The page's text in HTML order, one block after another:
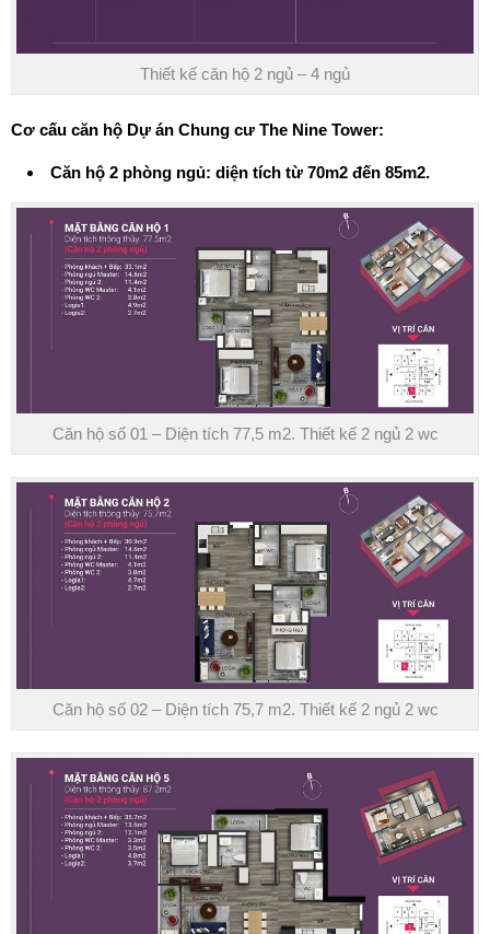
Thiết kế căn hộ 2 ngủ – 4 ngủ
Cơ cấu căn hộ Dự án Chung cư The Nine Tower:
Căn hộ 2 phòng ngủ: diện tích từ 70m2 đến 85m2.
Căn hộ số 01 – Diện tích 77,5 m2. Thiết kế 2 ngủ 2 wc
Căn hộ số 02 – Diện tích 75,7 m2. Thiết kế 2 ngủ 2 wc